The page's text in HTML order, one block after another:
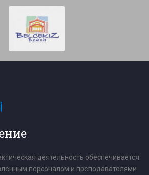
деятельность обеспечивается
персоналом и преподавателями